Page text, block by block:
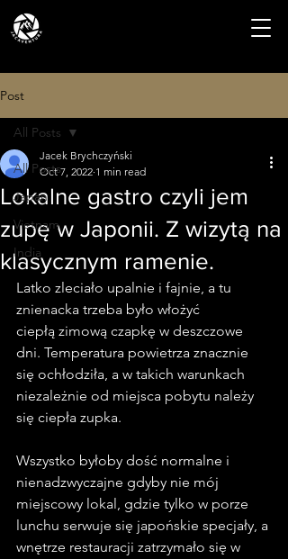
Post
All Posts
Japan
Vietnam
India
All Posts
Lokalne gastro czyli jem
zupę w Japonii. Z wizytą na
klasycznym ramenie.
Jacek Brychczyński
Oct 7, 2022 1 min read
Latko zleciało upalnie i fajnie, a tu
znienacka trzeba było włożyć
ciepłą zimową czapkę w deszczowe
dni. Temperatura powietrza znacznie
się ochłodziła, a w takich warunkach
niezależnie od miejsca pobytu należy
się ciepła zupka.
Wszystko byłoby dość normalne i
nienadzwyczajne gdyby nie mój
miejscowy lokal, gdzie tylko w porze
lunchu serwuje się japońskie specjały, a
wnętrze restauracji zatrzymało się w